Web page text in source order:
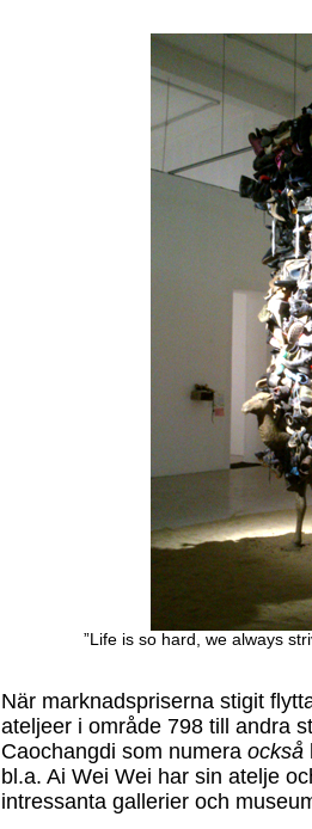
”Life is so hard, we always
När marknadspriserna stigit
ateljeer i område 798 till andra
Caochangdi som numera också
bl.a. Ai Wei Wei har sin atelje
intressanta gallerier och